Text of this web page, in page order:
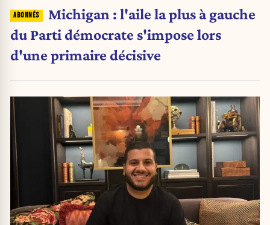
Michigan : l'aile la plus à gauche
du Parti démocrate s'impose lors
d'une primaire décisive